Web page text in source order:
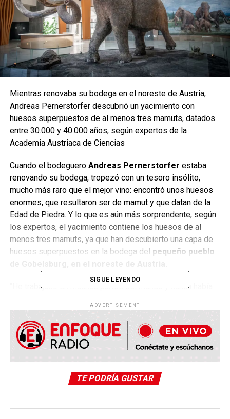
Mientras renovaba su bodega en el noreste de Austria,
Andreas Pernerstorfer descubrió un yacimiento con
huesos superpuestos de al menos tres mamuts, datados
entre 30.000 y 40.000 años, según expertos de la
Academia Austriaca de Ciencias
Cuando el bodeguero Andreas Pernerstorfer estaba
renovando su bodega, tropezó con un tesoro insólito,
mucho más raro que el mejor vino: encontró unos huesos
enormes, que resultaron ser de mamut y que datan de la
Edad de Piedra. Y lo que es aún más sorprendente, según
los expertos, el yacimiento contiene los huesos de al
menos tres mamuts, ya que han descubierto una capa de
huesos superpuestos en la bodega del pequeño pueblo
“He trabajado en muchas partes del mundo y nunca había
23 de mayo en una entrevista telefónicaHannah Parow-
Souchon
, directora de la excavación e investigadora de la
Academia Austriaca de Ciencias. Explicó que su reacción
ante la magnitud del descubrimiento, del que su equipo
tuvo noticia por primera vez en marzo,fue de
“conmoción y emoción”. La Academia calificó el
descubrimiento como “el hallazgo más importante de este
SIGUE LEYENDO
ADVERTISEMENT
TE PODRÍA GUSTAR